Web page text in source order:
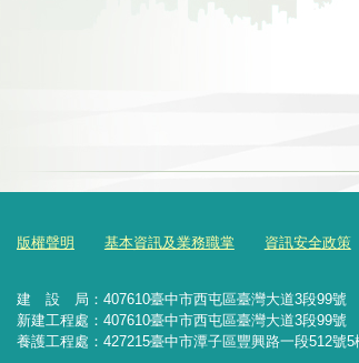
版權聲明 基本資訊及業務職掌 資訊安全政策
建 設 局： 407610臺中市西屯區臺灣大道3段99號
新建工程處：407610臺中市西屯區臺灣大道3段99號
養護工程處：427215臺中市潭子區豐興路一段512號5